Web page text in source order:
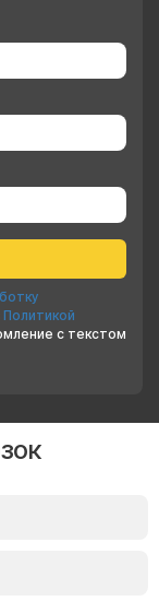
Политикой
с текстом